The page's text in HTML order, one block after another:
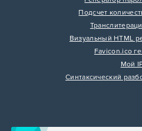
Подсчет
Визуальный HTML
Favicon.ico
Мой
Синтаксический